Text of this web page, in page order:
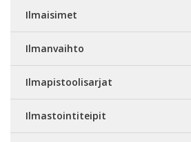
Ilmaisimet
Ilmanvaihto
Ilmapistoolisarjat
Ilmastointiteipit